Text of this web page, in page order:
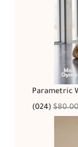
Parametric
(024) $80.00